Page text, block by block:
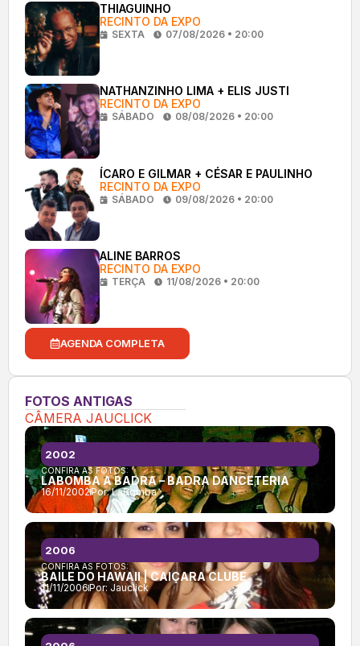
THIAGUINHO
RECINTO DA EXPO
SEXTA 07/08/2026 • 20:00
NATHANZINHO LIMA + ELIS JUSTI
RECINTO DA EXPO
SÁBADO 08/08/2026 • 20:00
ÍCARO E GILMAR + CÉSAR E PAULINHO
RECINTO DA EXPO
SÁBADO 09/08/2026 • 20:00
ALINE BARROS
RECINTO DA EXPO
TERÇA 11/08/2026 • 20:00
AGENDA COMPLETA
FOTOS ANTIGAS
CÂMERA JAUCLICK
CONFIRA AS FOTOS:
LABOMBA A BADRA – BADRA DANCETERIA
16/11/2002Por:LaBomba
2002
CONFIRA AS FOTOS:
BAILE DO HAWAII | CAIÇARA CLUBE
11/11/2006Por: Jauclick
2006